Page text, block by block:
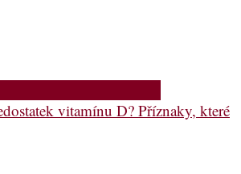
vitamínu D? Příznaky, které